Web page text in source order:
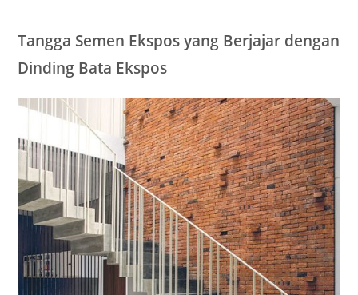
Tangga Semen Ekspos yang Berjajar dengan
Dinding Bata Ekspos